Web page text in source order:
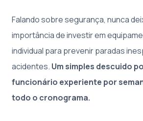
Falando sobre segurança, nunca
importância de investir em
individual para prevenir paradas
acidentes. Um simples descuido
funcionário experiente por
todo o cronograma.